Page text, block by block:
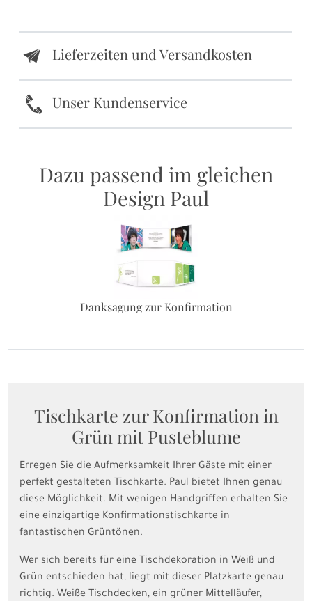
e Lieferzeiten und Versandkosten
k Unser Kundenservice
Dazu passend im gleichen
Design Paul
Danksagung zur Konfirmation
Tischkarte zur Konfirmation in
Grün mit Pusteblume
Erregen Sie die Aufmerksamkeit Ihrer Gäste mit einer
perfekt gestalteten Tischkarte. Paul bietet Ihnen genau
diese Möglichkeit. Mit wenigen Handgriffen erhalten Sie
eine einzigartige Konfirmationstischkarte in
fantastischen Grüntönen.
Wer sich bereits für eine Tischdekoration in Weiß und
Grün entschieden hat, liegt mit dieser Platzkarte genau
richtig. Weiße Tischdecken, ein grüner Mittelläufer,